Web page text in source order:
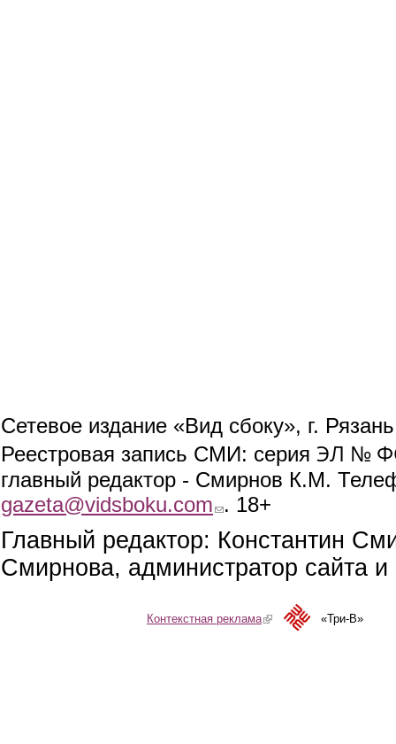
Сетевое издание «Вид сбоку», г.
Реестровая запись СМИ: серия ЭЛ №
главный редактор - Смирнов К.М.
gazeta@vidsboku.com (link sends e-mail)
. 18+
Главный редактор: Константин
Смирнова, администратор сайта
Контекстная реклама(link is external)«Три-В»